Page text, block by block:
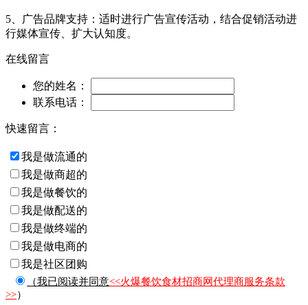
5、广告品牌支持：适时进行广告宣传活动，结合促销活动进
行媒体宣传、扩大认知度。
在线留言
您的姓名：
联系电话：
快速留言：
我是做流通的
我是做商超的
我是做餐饮的
我是做配送的
我是做终端的
我是做电商的
我是社区团购
（我已阅读并同意<<火爆餐饮食材招商网代理商服务条款
>>）